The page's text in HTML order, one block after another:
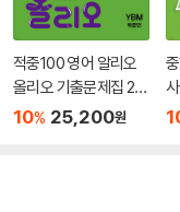
적중100 영어 알리오
올리오 기출문제집 2학
기 전과정 중2 YBM 박
10% 25,200원